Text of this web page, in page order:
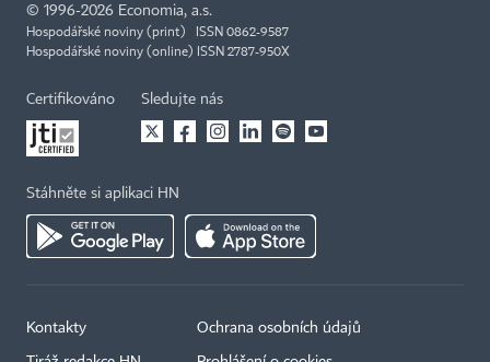
© 1996-2026 Economia, a.s.
Hospodářské noviny (print) ISSN 0862-9587
Hospodářské noviny (online) ISSN 2787-950X
Certifikováno Sledujte nás
Stáhněte si aplikaci HN
Kontakty Ochrana osobních údajů